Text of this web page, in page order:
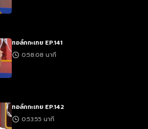
ทอล์กกะเทย EP.141
0:58:08 นาที
ทอล์กกะเทย EP.142
0:53:55 นาที